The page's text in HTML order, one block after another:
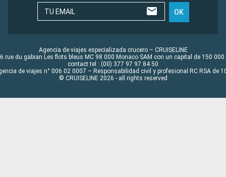
TU EMAIL OK
Agencia de viajes especializada crucero – CRUISELINE
rue du gabian Les flots bleus MC 98 000 Monaco SAM con un capital de 150 000
contact tel : (00) 377 97 97 84 50
de viajes n° 006 02 0007 – Responsabilidad civil y profesional RC RSA de
© CRUISELINE 2026 - all rights reserved